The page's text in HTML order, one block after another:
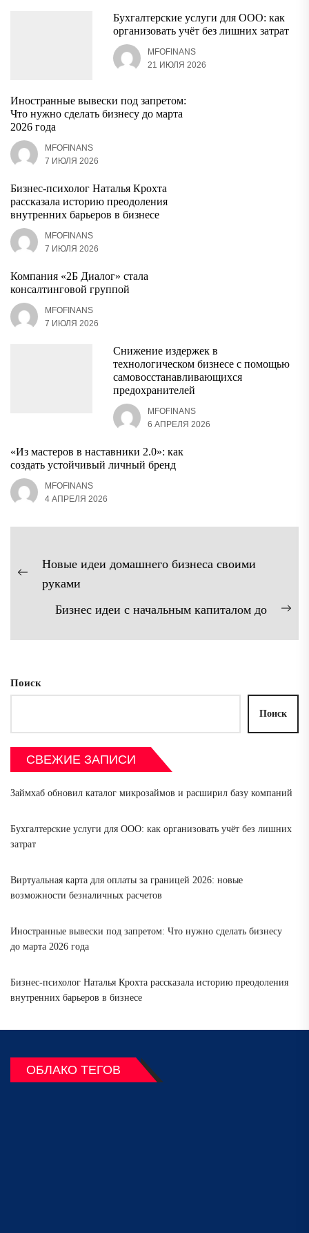
Бухгалтерские услуги для ООО: как
организовать учёт без лишних затрат
MFOFINANS
21 ИЮЛЯ 2026
Иностранные вывески под запретом:
Что нужно сделать бизнесу до марта
2026 года
MFOFINANS
7 ИЮЛЯ 2026
Бизнес-психолог Наталья Крохта
рассказала историю преодоления
внутренних барьеров в бизнесе
MFOFINANS
7 ИЮЛЯ 2026
Компания «2Б Диалог» стала
консалтинговой группой
MFOFINANS
7 ИЮЛЯ 2026
Снижение издержек в
технологическом бизнесе с помощью
самовосстанавливающихся
предохранителей
MFOFINANS
6 АПРЕЛЯ 2026
«Из мастеров в наставники 2.0»: как
создать устойчивый личный бренд
MFOFINANS
4 АПРЕЛЯ 2026
Навигация
по
записям
Предыдущая
Новые идеи домашнего бизнеса своими
руками
Бизнес идеи с начальным капиталом до
Поиск
Поиск
СВЕЖИЕ ЗАПИСИ
Займхаб обновил каталог микрозаймов и расширил базу компаний
Бухгалтерские услуги для ООО: как организовать учёт без лишних
затрат
Виртуальная карта для оплаты за границей 2026: новые
возможности безналичных расчетов
Иностранные вывески под запретом: Что нужно сделать бизнесу
до марта 2026 года
Бизнес-психолог Наталья Крохта рассказала историю преодоления
внутренних барьеров в бизнесе
ОБЛАКО ТЕГОВ